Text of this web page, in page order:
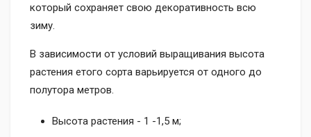
который сохраняет свою декоративность всю
зиму.
В зависимости от условий выращивания высота
растения етого сорта варьируется от одного до
полутора метров.
Высота растения - 1 -1,5 м;